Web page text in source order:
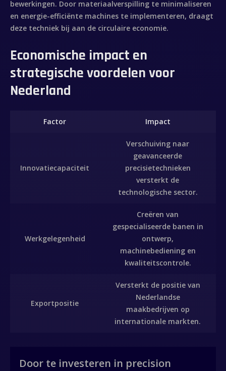
Inicio
Videobook
Trabajos
Galería
bewerkingen. Door materiaalverspilling te minimaliseren
en energie-efficiënte machines te implementeren, draagt
deze techniek bij aan de circulaire economie.
Economische impact en
strategische voordelen voor
Nederland
Factor Impact
Innovatiecapaciteit
Verschuiving naar
geavanceerde
precisietechnieken
versterkt de
technologische sector.
Werkgelegenheid
Creëren van
gespecialiseerde banen in
ontwerp,
machinebediening en
kwaliteitscontrole.
Exportpositie
Versterkt de positie van
Nederlandse
maakbedrijven op
internationale markten.
Door te investeren in precision